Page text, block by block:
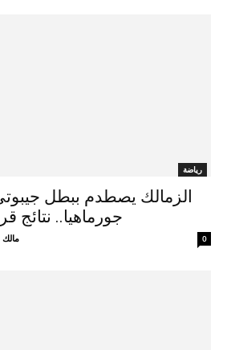
رياضة
الزمالك يصطدم ببطل
جورماهيا.. نتائج
مالك 0